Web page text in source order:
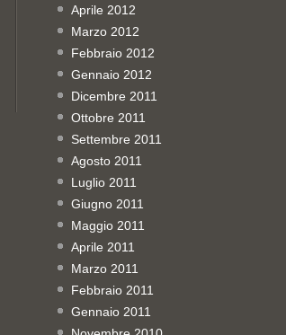
Aprile 2012
Marzo 2012
Febbraio 2012
Gennaio 2012
Dicembre 2011
Ottobre 2011
Settembre 2011
Agosto 2011
Luglio 2011
Giugno 2011
Maggio 2011
Aprile 2011
Marzo 2011
Febbraio 2011
Gennaio 2011